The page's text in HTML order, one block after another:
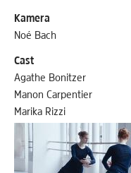
Kamera
Noé Bach
Cast
Agathe Bonitzer
Manon Carpentier
Marika Rizzi